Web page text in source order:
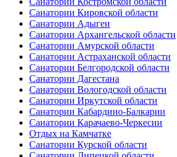
Санатории Кировской области
Санатории Адыгеи
Санатории Архангельской области
Санатории Амурской области
Санатории Астраханской области
Санатории Белгородской области
Санатории Дагестана
Санатории Вологодской области
Санатории Иркутской области
Санатории Кабардино-Балкарии
Санатории Карачаево-Черкесии
Отдых на Камчатке
Санатории Курской области